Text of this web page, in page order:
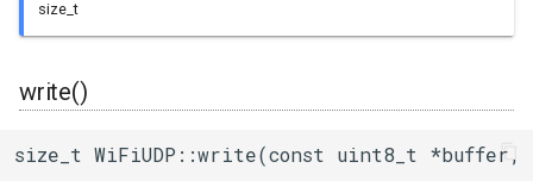
size_t
write()
size_t WiFiUDP::write(const uint8_t